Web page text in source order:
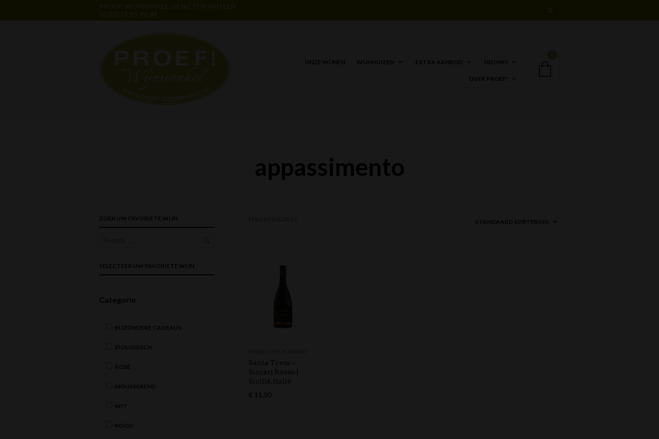
PROEF! WIJNWINKEL. GENIETEN VAN EEN
GOED GLAS WIJN
ONZE WIJNEN WIJNHUIZEN EXTRA AANBOD NIEUWS
OVER PROEF!
appassimento
ZOEK UW FAVORIETE WIJN
SELECTEER UW FAVORIETE WIJN
Categorie
BIJZONDERE CADEAUS
BIOLOGISCH
ROSÉ
MOUSSEREND
WIT
ROOD
,
Santa Tresa –
Siccàri Rosso |
Sicilië, Italië
€ 11,50